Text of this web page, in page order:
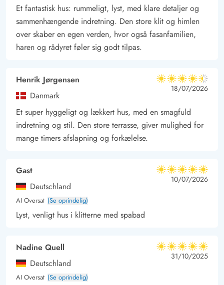
kun 850 meter fra nærmeste indkøbsmulighed. Her har I rig
mulighed for at opleve Fanøs skønne natur og liv på stranden.
Stranden strækker sig fra Fanøbad i nord til Sønderho i syd,
og er et sandt mekka for alle, ligegyldigt om man er til aktiv
windsurfere, cyklister, ravsamlere, badegæster, sandslot
skulptører og drageflyvere, men mulighederne her er mange.
Den lille ø i vadehavet ligger ud for Esbjerg, Danmarks 5.
største by, og nås efter en 12 minutters færgetur. Er I til storby
og shopping, kan det anbefales at tage en dagstur til Esbjerg,
hvor der både er en lang gågade samt et shoppingcenter.
Et fantastisk hus: rummeligt, lyst, med klare detaljer og
sammenhængende indretning. Den store klit og himlen
over skaber en egen verden, hvor også fasanfamilien,
haren og rådyret føler sig godt tilpas.
Henrik Jørgensen
Danmark
4.5 ud af 5
4.5 ud af 5
4.5 out of 5
18/07/2026
Et super hyggeligt og lækkert hus, med en smagfuld
indretning og stil. Den store terrasse, giver mulighed for
mange timers afslapning og forkælelse.
Gast
Deutschland
AI Oversat (Se oprindelig)
5 ud af 5
5 ud af 5
5 out of 5
10/07/2026
Lyst, venligt hus i klitterne med spabad
Nadine Quell
Deutschland
AI Oversat (Se oprindelig)
5 ud af 5
5 ud af 5
5 out of 5
31/10/2025